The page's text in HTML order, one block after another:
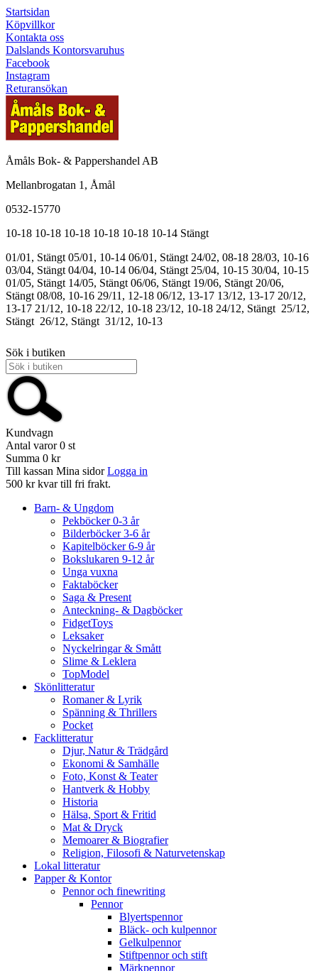
Startsidan
Köpvillkor
Kontakta oss
Dalslands Kontorsvaruhus
Facebook
Instagram
Returansökan
Åmåls Bok- & Pappershandel AB
Mellanbrogatan 1, Åmål
0532-15770
10-18 10-18 10-18 10-18 10-18 10-14 Stängt
01/01, Stängt 05/01, 10-14 06/01, Stängt 24/02, 08-18 28/03, 10-16
03/04, Stängt 04/04, 10-14 06/04, Stängt 25/04, 10-15 30/04, 10-15
01/05, Stängt 14/05, Stängt 06/06, Stängt 19/06, Stängt 20/06,
Stängt 08/08, 10-16 29/11, 12-18 06/12, 13-17 13/12, 13-17 20/12,
13-17 21/12, 10-18 22/12, 10-18 23/12, 10-18 24/12, Stängt 25/12,
Stängt 26/12, Stängt 31/12, 10-13
Sök i butiken
Kundvagn
Antal varor 0 st
Summa 0 kr
Till kassan Mina sidor Logga in
500 kr kvar till fri frakt.
Barn- & Ungdom
Pekböcker 0-3 år
Bilderböcker 3-6 år
Kapitelböcker 6-9 år
Bokslukaren 9-12 år
Unga vuxna
Faktaböcker
Saga & Present
Anteckning- & Dagböcker
FidgetToys
Leksaker
Nyckelringar & Smått
Slime & Leklera
TopModel
Skönlitteratur
Romaner & Lyrik
Spänning & Thrillers
Pocket
Facklitteratur
Djur, Natur & Trädgård
Ekonomi & Samhälle
Foto, Konst & Teater
Hantverk & Hobby
Historia
Hälsa, Sport & Fritid
Mat & Dryck
Memoarer & Biografier
Religion, Filosofi & Naturvetenskap
Lokal litteratur
Papper & Kontor
Pennor och finewriting
Pennor
Blyertspennor
Bläck- och kulpennor
Gelkulpennor
Stiftpennor och stift
Märkpennor